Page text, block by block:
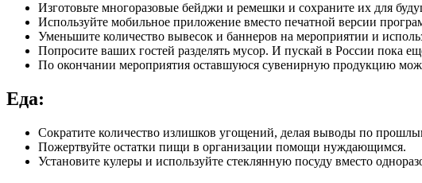
Изготовьте многоразовые бейджи и ремешки и сохраните их для
Используйте мобильное приложение вместо печатной версии
Уменьшите количество вывесок и баннеров на мероприятии и
Попросите ваших гостей разделять мусор. И пускай в России пока
По окончании мероприятия оставшуюся сувенирную продукцию
Еда:
Сократите количество излишков угощений, делая выводы по
Пожертвуйте остатки пищи в организации помощи нуждающимся.
Установите кулеры и используйте стеклянную посуду вместо